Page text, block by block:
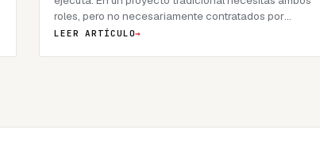
roles, pero no necesariamente contratados por
separado. Bajo un modelo llave en mano, una sola
LEER ARTÍCULO→